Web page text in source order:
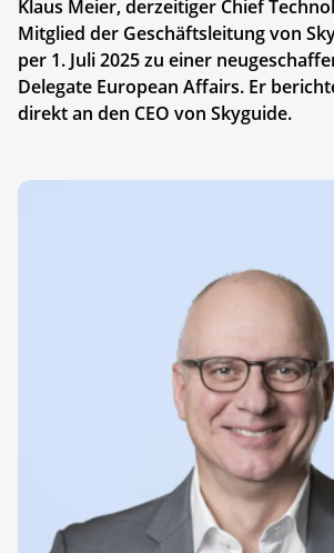
Klaus Meier, derzeitiger Chief
Mitglied der Geschäftsleitung von
per 1. Juli 2025 zu einer
Delegate European Affairs. Er
direkt an den CEO von Skyguide.